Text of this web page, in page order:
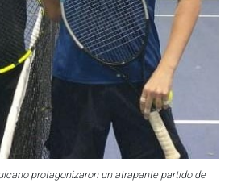
protagonizaron un atrapante partido de